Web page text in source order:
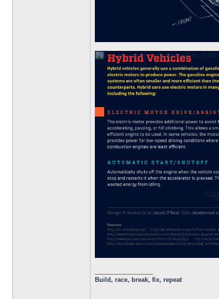
Build, race, break, fix, repeat